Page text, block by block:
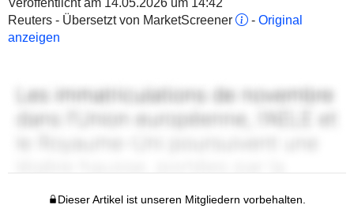
Veröffentlicht am 14.05.2026 um 14:42
Reuters - Übersetzt von MarketScreener
- Original
anzeigen
Dieser Artikel ist unseren Mitgliedern vorbehalten.